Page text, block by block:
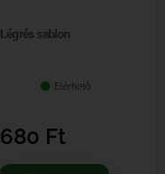
Légrés sablon
Elérhető
680 Ft